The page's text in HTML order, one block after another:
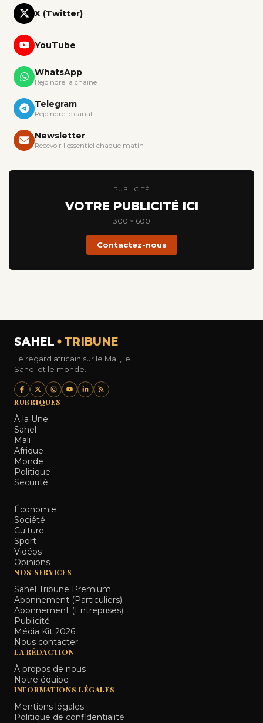
X (Twitter)
YouTube
WhatsApp
Rejoindre la chaîne
Telegram
Rejoindre le canal
Newsletter
Recevoir l'essentiel chaque matin
PUBLICITÉ
VOTRE PUBLICITÉ ICI
300 × 600
Contactez-nous
SAHEL TRIBUNE
Le regard africain sur le Mali, le
Sahel et le monde.
RUBRIQUES
À la Une
Sahel
Mali
Afrique
Monde
Politique
Sécurité
Économie
Société
Culture
Sport
Vidéos
Opinions
NOS SERVICES
Sahel Tribune Premium
Abonnement (Particuliers)
Abonnement (Entreprises)
Publicité
Média Kit 2026
Nous contacter
LA RÉDACTION
À propos de nous
Notre équipe
INFORMATIONS LÉGALES
Mentions légales
Politique de confidentialité